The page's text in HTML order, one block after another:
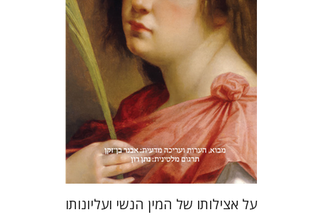
מחיר השקה
$31
$22
על אצילותו של המין הנשי ועליונותו